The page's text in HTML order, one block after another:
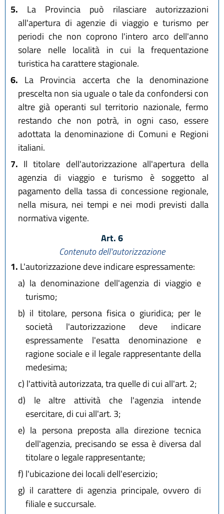
5. La Provincia può rilasciare autorizzazioni
all'apertura di agenzie di viaggio e turismo per
periodi che non coprono l'intero arco dell'anno
solare nelle località in cui la frequentazione
turistica ha carattere stagionale.
6. La Provincia accerta che la denominazione
prescelta non sia uguale o tale da confondersi con
altre già operanti sul territorio nazionale, fermo
restando che non potrà, in ogni caso, essere
adottata la denominazione di Comuni e Regioni
italiani.
7. Il titolare dell'autorizzazione all'apertura della
agenzia di viaggio e turismo è soggetto al
pagamento della tassa di concessione regionale,
nella misura, nei tempi e nei modi previsti dalla
normativa vigente.
Art. 6
Contenuto dell'autorizzazione
1. L'autorizzazione deve indicare espressamente:
a) la denominazione dell'agenzia di viaggio e
turismo;
b) il titolare, persona fisica o giuridica; per le
società l'autorizzazione deve indicare
espressamente l'esatta denominazione e
ragione sociale e il legale rappresentante della
medesima;
c) l'attività autorizzata, tra quelle di cui all'art. 2;
d) le altre attività che l'agenzia intende
esercitare, di cui all'art. 3;
e) la persona preposta alla direzione tecnica
dell'agenzia, precisando se essa è diversa dal
titolare o legale rappresentante;
f) l'ubicazione dei locali dell'esercizio;
g) il carattere di agenzia principale, ovvero di
filiale e succursale.